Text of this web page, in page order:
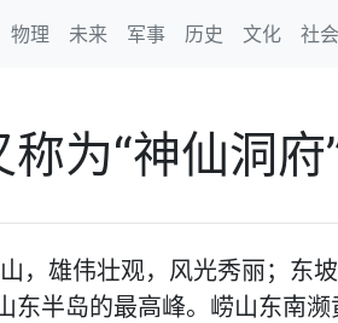
物理 未来 军事 历史 文化 社会
为“神仙洞府
，雄伟壮观，风光秀丽；东
东半岛的最高峰。崂山东南